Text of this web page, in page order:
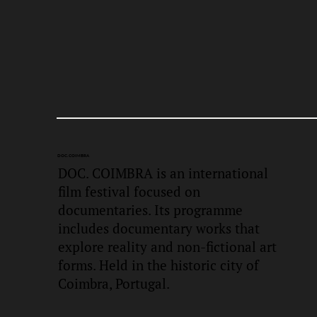
DOC. COIMBRA
DOC. COIMBRA is an international
film festival focused on
documentaries. Its programme
includes documentary works that
explore reality and non-fictional art
forms. Held in the historic city of
Coimbra, Portugal.